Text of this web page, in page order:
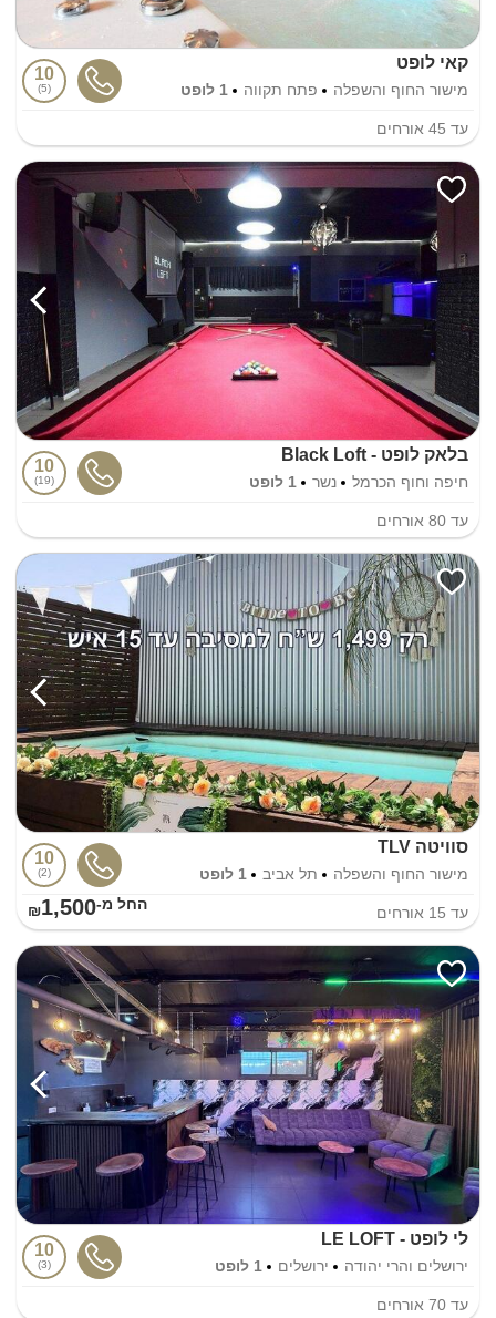
קאי לופט
מישור החוף והשפלה פתח תקווה 1 לופט
10
5
עד 45 אורחים
בלאק לופט - Black Loft
חיפה וחוף הכרמל נשר 1 לופט
10
19
עד 80 אורחים
סוויטה TLV
מישור החוף והשפלה תל אביב 1 לופט
10
2
עד 15 אורחים החל מ-₪1,500
לי לופט - LE LOFT
ירושלים והרי יהודה ירושלים 1 לופט
10
3
עד 70 אורחים